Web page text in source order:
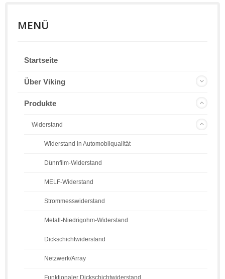
MENÜ
Startseite
Über Viking
Produkte
Widerstand
Widerstand in Automobilqualität
Dünnfilm-Widerstand
MELF-Widerstand
Strommesswiderstand
Metall-Niedrigohm-Widerstand
Dickschichtwiderstand
Netzwerk/Array
Funktionaler Dickschichtwiderstand